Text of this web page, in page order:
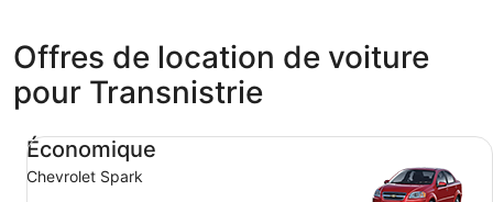
Offres de location de voiture
pour Transnistrie
Économique
Chevrolet Spark
Économique Chevrolet Spark